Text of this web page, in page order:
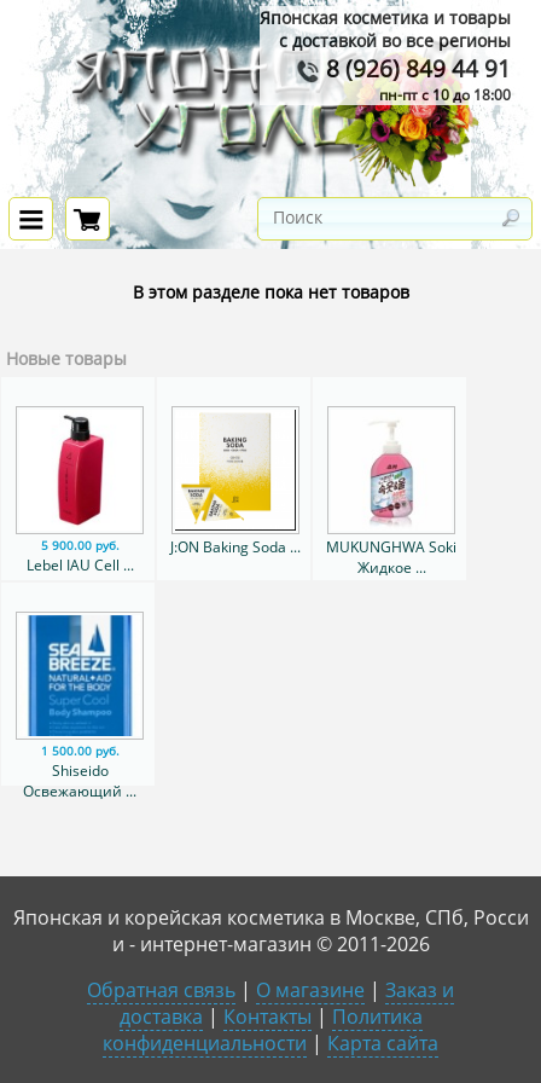
Японская косметика и товары
с доставкой во все регионы
8 (926) 849 44 91
пн-пт с 10 до 18:00
В этом разделе пока нет товаров
Новые товары
5 900.00 руб.
Lebel IAU Cell ...
J:ON Baking Soda ...
MUKUNGHWA Soki
Жидкое ...
1 500.00 руб.
Shiseido
Освежающий ...
Японская и корейская косметика в Москве, СПб, Росси
и - интернет-магазин © 2011-2026
Обратная связь | О магазине | Заказ и
доставка | Контакты | Политика
конфиденциальности | Карта сайта